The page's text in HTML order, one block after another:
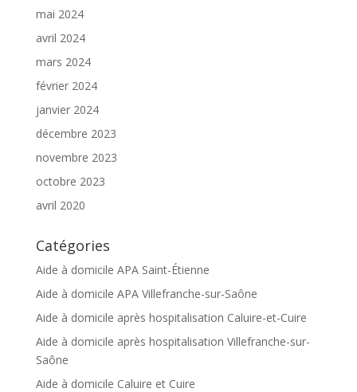
mai 2024
avril 2024
mars 2024
février 2024
janvier 2024
décembre 2023
novembre 2023
octobre 2023
avril 2020
Catégories
Aide à domicile APA Saint-Étienne
Aide à domicile APA Villefranche-sur-Saône
Aide à domicile après hospitalisation Caluire-et-Cuire
Aide à domicile après hospitalisation Villefranche-sur-
Saône
Aide à domicile Caluire et Cuire